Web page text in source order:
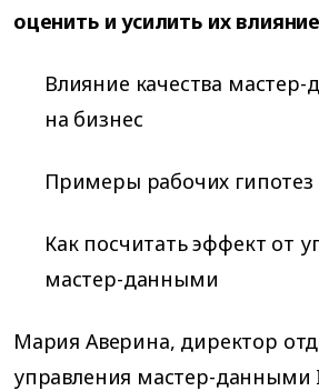
оценить и усилить их
Влияние качества мастер-
на бизнес
Примеры рабочих гипотез
Как посчитать эффект от
мастер-данными
Мария Аверина, директор
управления мастер-данными